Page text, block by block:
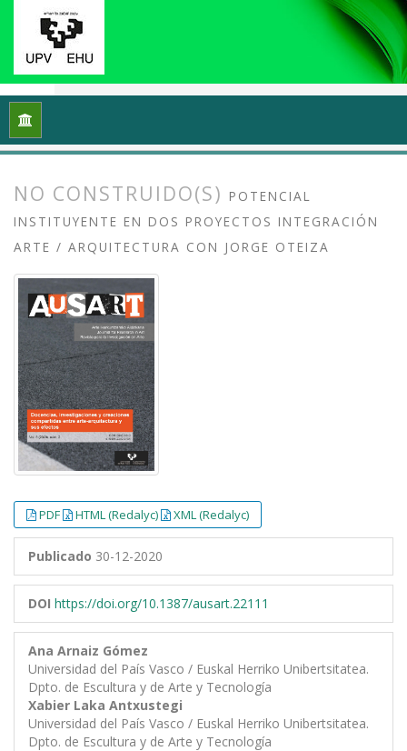
Inicio
NO CONSTRUIDO(S) POTENCIAL
INSTITUYENTE EN DOS PROYECTOS INTEGRACIÓN
ARTE / ARQUITECTURA CON JORGE OTEIZA
PDF HTML (Redalyc) XML (Redalyc)
Publicado 30-12-2020
DOI https://doi.org/10.1387/ausart.22111
Ana Arnaiz Gómez
Universidad del País Vasco / Euskal Herriko Unibertsitatea.
Dpto. de Escultura y de Arte y Tecnología
Xabier Laka Antxustegi
Universidad del País Vasco / Euskal Herriko Unibertsitatea.
Dpto. de Escultura y de Arte y Tecnología